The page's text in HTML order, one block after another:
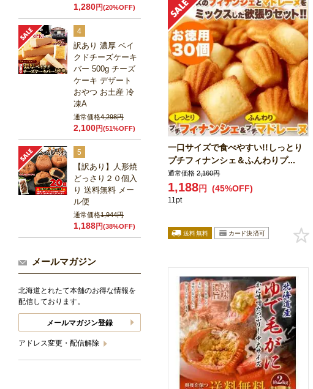
一口サイズで食べやすい!!しっとり
プチフィナンシェ＆ふんわりプ...
通常価格 2,160円
1,188円 (45%OFF)
11pt
1,280円(20%OFF)
4
訳あり 濃厚 ベイ
クドチーズケーキ
バー 500g チーズ
ケーキ デザート
おやつ お土産 冷
凍A
通常価格4,298円
2,100円(51%OFF)
5
【訳あり】人形焼
どっさり２０個入
り 送料無料 メー
ル便
通常価格1,944円
1,188円(38%OFF)
メールマガジン
北海道とれたて本舗のお得な情報を
配信しております。
メールマガジン登録
アドレス変更・配信解除